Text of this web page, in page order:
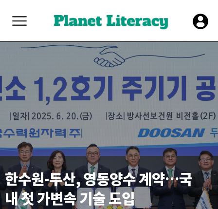
한수원-두산, 영동양수 계약…국
내 첫 가변속 기술 도입